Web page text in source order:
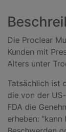
z
h
l
:
Die Proclear
Kunden mit
Alters unter
Tatsächlich ist
die von der
FDA die
erheben: